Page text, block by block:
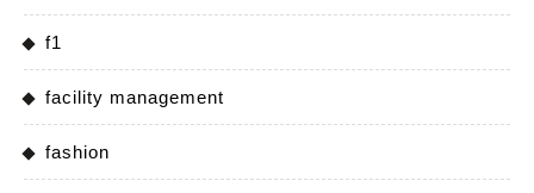
f1
facility management
fashion